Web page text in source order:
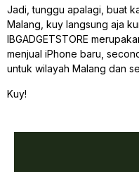
Jadi, tunggu apalagi, buat
Malang, kuy langsung aja
IBGADGETSTORE
menjual iPhone baru,
untuk wilayah Malang dan
Kuy!